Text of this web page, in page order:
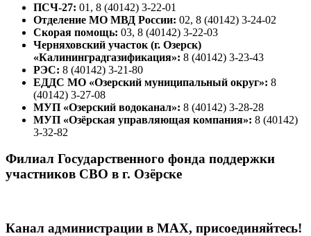
ПСЧ-27: 01, 8 (40142) 3-22-01
Отделение МО МВД России: 02, 8 (40142) 3-24-02
Скорая помощь: 03, 8 (40142) 3-22-03
Черняховский участок (г. Озерск)
«Калининградгазификация»: 8 (40142) 3-23-43
РЭС: 8 (40142) 3-21-80
ЕДДС МО «Озерский муниципальный округ»: 8
(40142) 3-27-08
МУП «Озерский водоканал»: 8 (40142) 3-28-28
МУП «Озёрская управляющая компания»: 8 (40142)
3-32-82
Филиал Государственного фонда поддержки
участников СВО в г. Озёрске
Канал администрации в МАХ, присоединяйтесь!